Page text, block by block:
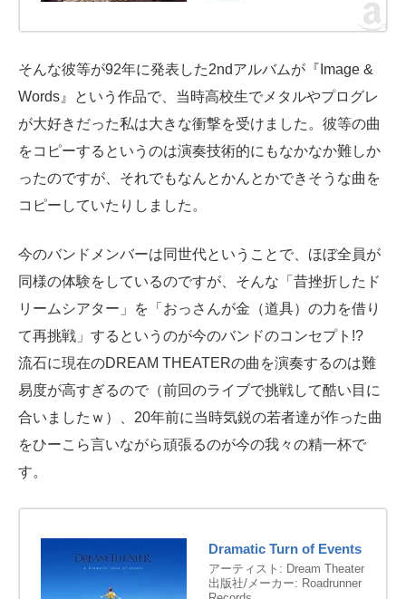
そんな彼等が92年に発表した2ndアルバムが『Image &
Words』という作品で、当時高校生でメタルやプログレ
が大好きだった私は大きな衝撃を受けました。彼等の曲
をコピーするというのは演奏技術的にもなかなか難しか
ったのですが、それでもなんとかんとかできそうな曲を
コピーしていたりしました。
今のバンドメンバーは同世代ということで、ほぼ全員が
同様の体験をしているのですが、そんな「昔挫折したド
リームシアター」を「おっさんが金（道具）の力を借り
て再挑戦」するというのが今のバンドのコンセプト!?
流石に現在のDREAM THEATERの曲を演奏するのは難
易度が高すぎるので（前回のライブで挑戦して酷い目に
合いましたｗ）、20年前に当時気鋭の若者達が作った曲
をひーこら言いながら頑張るのが今の我々の精一杯で
す。
Dramatic Turn of Events
アーティスト: Dream Theater
出版社/メーカー: Roadrunner